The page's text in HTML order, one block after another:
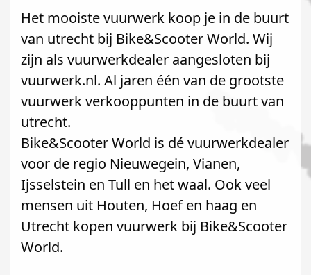
Het mooiste vuurwerk koop je in de buurt
van utrecht bij Bike&Scooter World. Wij
zijn als vuurwerkdealer aangesloten bij
vuurwerk.nl. Al jaren één van de grootste
vuurwerk verkooppunten in de buurt van
utrecht.
Bike&Scooter World is dé vuurwerkdealer
voor de regio Nieuwegein, Vianen,
Ijsselstein en Tull en het waal. Ook veel
mensen uit Houten, Hoef en haag en
Utrecht kopen vuurwerk bij Bike&Scooter
World.